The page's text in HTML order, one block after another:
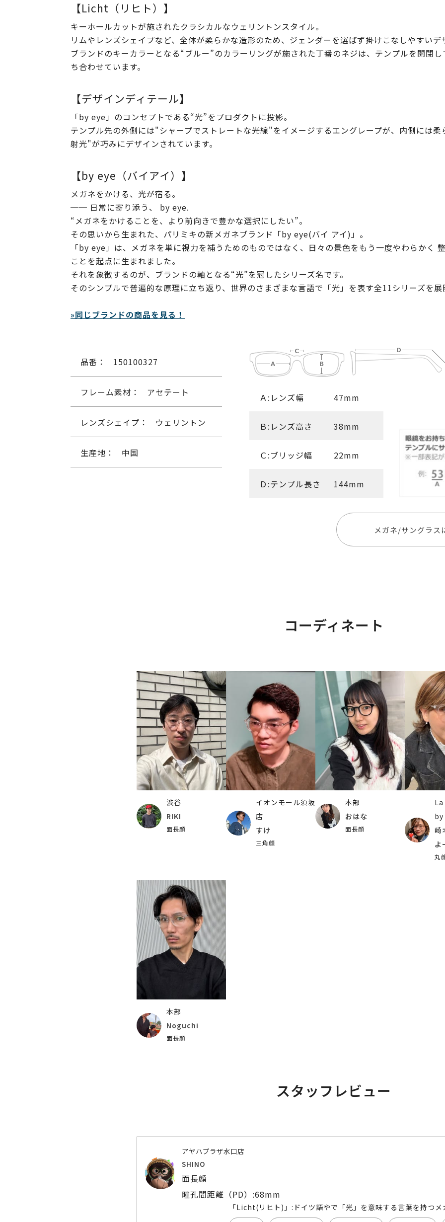
【Licht（リヒト）】
キーホールカットが施されたクラシカルなウェリントンスタイル。
リムやレンズシェイプなど、全体が柔らかな造形のため、ジェンダーを選ばず掛けこなしやすいデ
ブランドのキーカラーとなる“ブルー”のカラーリングが施された丁番のネジは、テンプルを開閉
ち合わせています。
【デザインディテール】
「by eye」のコンセプトである“光”をプロダクトに投影。
テンプル先の外側には"シャープでストレートな光線"をイメージするエングレープが、内側には
射光"が巧みにデザインされています。
【by eye（バイアイ）】
メガネをかける、光が宿る。
── 日常に寄り添う、 by eye.
“メガネをかけることを、より前向きで豊かな選択にしたい”。
その思いから生まれた、パリミキの新メガネブランド「by eye(バイ アイ)」。
「by eye」は、メガネを単に視力を補うためのものではなく、日々の景色をもう一度やわらかく
ことを起点に生まれました。
それを象徴するのが、ブランドの軸となる“光”を冠したシリーズ名です。
そのシンプルで普遍的な原理に立ち返り、世界のさまざまな言語で「光」を表す全11シリーズを展
»同じブランドの商品を見る！
品番： 150100327
フレーム素材： アセテート
レンズシェイプ： ウェリントン
生産地： 中国
Ａ:レンズ幅 47mm
Ｂ:レンズ高さ 38mm
Ｃ:ブリッジ幅 22mm
Ｄ:テンプル長さ 144mm
メガネ/サングラス
コーディネート
渋谷
RIKI
面長顔
イオンモール須坂
店
すけ
三角顔
本部
おはな
面長顔
崎
よ
丸
本部
Noguchi
面長顔
スタッフレビュー
アヤハプラザ水口店
SHINO
面長顔
瞳孔間距離（PD）:68mm
「Licht(リヒト)」:ドイツ語やで「光」を意味する言葉を持つメ